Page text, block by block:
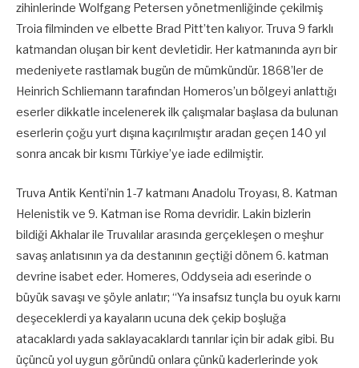
zihinlerinde Wolfgang Petersen yönetmenliğinde çekilmiş
Troia filminden ve elbette Brad Pitt’ten kalıyor. Truva 9 farklı
katmandan oluşan bir kent devletidir. Her katmanında ayrı bir
medeniyete rastlamak bugün de mümkündür. 1868’ler de
Heinrich Schliemann tarafından Homeros’un bölgeyi anlattığı
eserler dikkatle incelenerek ilk çalışmalar başlasa da bulunan
eserlerin çoğu yurt dışına kaçırılmıştır aradan geçen 140 yıl
sonra ancak bir kısmı Türkiye’ye iade edilmiştir.
Truva Antik Kenti’nin 1-7 katmanı Anadolu Troyası, 8. Katman
Helenistik ve 9. Katman ise Roma devridir. Lakin bizlerin
bildiği Akhalar ile Truvalılar arasında gerçekleşen o meşhur
savaş anlatısının ya da destanının geçtiği dönem 6. katman
devrine isabet eder. Homeres, Oddyseia adı eserinde o
büyük savaşı ve şöyle anlatır; ‘‘Ya insafsız tunçla bu oyuk karnı
deşeceklerdi ya kayaların ucuna dek çekip boşluğa
atacaklardı yada saklayacaklardı tanrılar için bir adak gibi. Bu
üçüncü yol uygun göründü onlara çünkü kaderlerinde yok